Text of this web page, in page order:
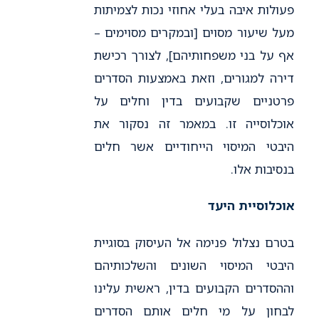
פעולות איבה בעלי אחוזי נכות לצמיתות
מעל שיעור מסוים [ובמקרים מסוימים –
אף על בני משפחותיהם], לצורך רכישת
דירה למגורים, וזאת באמצעות הסדרים
פרטניים שקבועים בדין וחלים על
אוכלוסייה זו. במאמר זה נסקור את
היבטי המיסוי הייחודיים אשר חלים
בנסיבות אלו.
אוכלוסיית היעד
בטרם נצלול פנימה אל העיסוק בסוגיית
היבטי המיסוי השונים והשלכותיהם
וההסדרים הקבועים בדין, ראשית עלינו
לבחון על מי חלים אותם הסדרים